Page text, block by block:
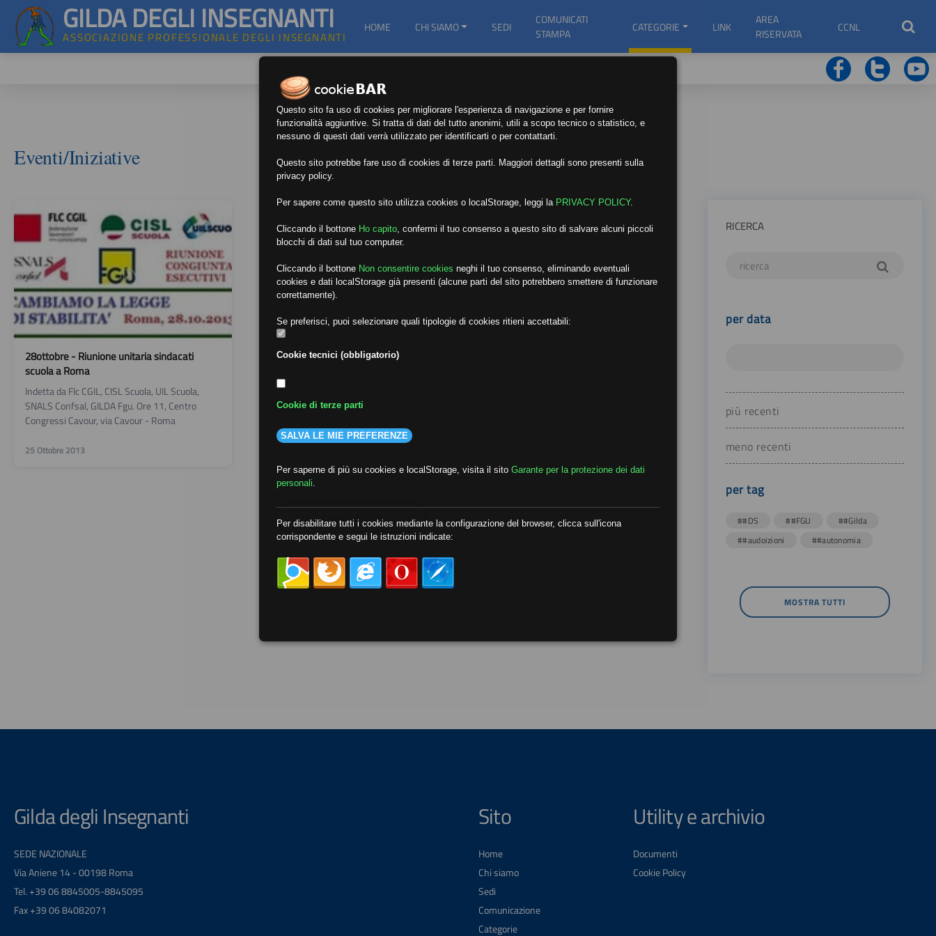
GILDA DEGLI INSEGNANTI
ASSOCIAZIONE PROFESSIONALE DEGLI INSEGNANTI
HOME CHI SIAMO SEDI
COMUNICATI
STAMPA
CATEGORIE LINK
AREA
RISERVATA
CCNL
Eventi/Iniziative
28ottobre - Riunione unitaria sindacati
scuola a Roma
Indetta da Flc CGIL, CISL Scuola, UIL Scuola,
SNALS Confsal, GILDA Fgu. Ore 11, Centro
Congressi Cavour, via Cavour - Roma
25 Ottobre 2013
CARICA ALTRO
RICERCA
per data
più recenti
meno recenti
per tag
##DS ##FGU
##Gilda
##audoizioni
##autonomia
MOSTRA TUTTI
Gilda degli Insegnanti
SEDE NAZIONALE
Via Aniene 14 - 00198 Roma
Tel. +39 06 8845005-8845095
Fax +39 06 84082071
Sito
Home
Chi siamo
Sedi
Comunicazione
Categorie
Utility e archivio
Documenti
Cookie Policy
Questo sito fa uso di cookies per migliorare l'esperienza di navigazione e per fornire
funzionalità aggiuntive. Si tratta di dati del tutto anonimi, utili a scopo tecnico o statistico, e
nessuno di questi dati verrà utilizzato per identificarti o per contattarti.
Questo sito potrebbe fare uso di cookies di terze parti. Maggiori dettagli sono presenti sulla
privacy policy.
Per sapere come questo sito utilizza cookies o localStorage, leggi la PRIVACY POLICY.
Cliccando il bottone Ho capito, confermi il tuo consenso a questo sito di salvare alcuni piccoli
blocchi di dati sul tuo computer.
Cliccando il bottone Non consentire cookies neghi il tuo consenso, eliminando eventuali
cookies e dati localStorage già presenti (alcune parti del sito potrebbero smettere di funzionare
correttamente).
Se preferisci, puoi selezionare quali tipologie di cookies ritieni accettabili:
Cookie tecnici (obbligatorio)
Cookie di terze parti
SALVA LE MIE PREFERENZE
Per saperne di più su cookies e localStorage, visita il sito Garante per la protezione dei dati
personali.
Per disabilitare tutti i cookies mediante la configurazione del browser, clicca sull'icona
corrispondente e segui le istruzioni indicate: